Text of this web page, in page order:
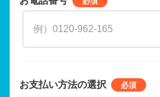
お支払い方法の選択